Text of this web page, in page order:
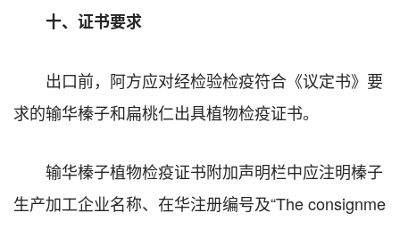
十、证书要求
出口前，阿方应对经检验检疫符合《议定书》要
求的输华榛子和扁桃仁出具植物检疫证书。
输华榛子植物检疫证书附加声明栏中应注明榛子
生产加工企业名称、在华注册编号及“The consignme